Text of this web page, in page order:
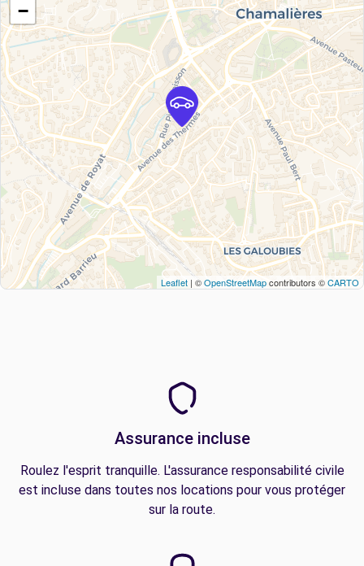
−
Leaflet | ©OpenStreetMapcontributors ©CARTO
Assurance incluse
Roulez l'esprit tranquille. L'assurance responsabilité civile
est incluse dans toutes nos locations pour vous protéger
sur la route.